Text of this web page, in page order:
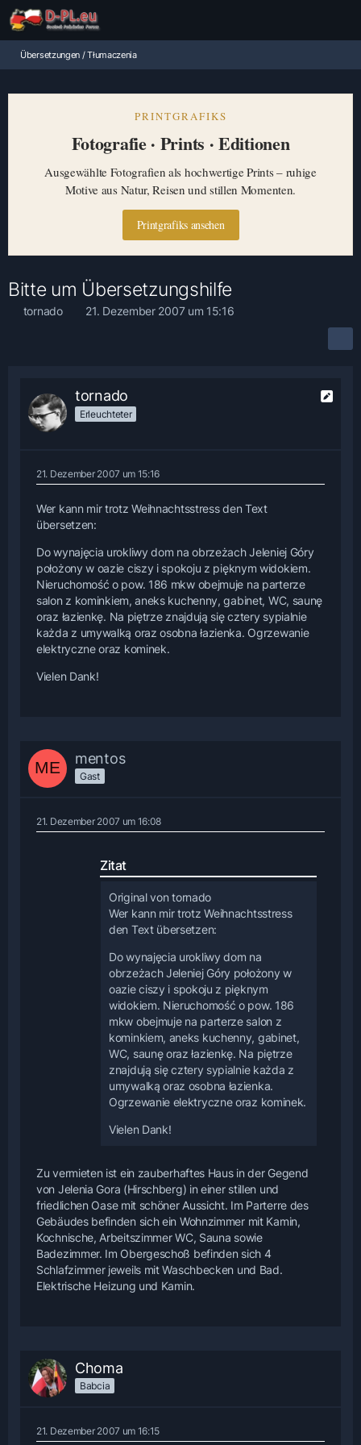
Übersetzungen / Tłumaczenia
PRINTGRAFIKS
Fotografie · Prints · Editionen
Ausgewählte Fotografien als hochwertige Prints – ruhige
Motive aus Natur, Reisen und stillen Momenten.
Printgrafiks ansehen
Bitte um Übersetzungshilfe
tornado 21. Dezember 2007 um 15:16
tornado
Erleuchteter
21. Dezember 2007 um 15:16
Wer kann mir trotz Weihnachtsstress den Text
übersetzen:
Do wynajęcia urokliwy dom na obrzeżach Jeleniej Góry
położony w oazie ciszy i spokoju z pięknym widokiem.
Nieruchomość o pow. 186 mkw obejmuje na parterze
salon z kominkiem, aneks kuchenny, gabinet, WC, saunę
oraz łazienkę. Na piętrze znajdują się cztery sypialnie
każda z umywalką oraz osobna łazienka. Ogrzewanie
elektryczne oraz kominek.
Vielen Dank!
mentos
Gast
21. Dezember 2007 um 16:08
Zitat
Original von tornado
Wer kann mir trotz Weihnachtsstress
den Text übersetzen:
Do wynajęcia urokliwy dom na
obrzeżach Jeleniej Góry położony w
oazie ciszy i spokoju z pięknym
widokiem. Nieruchomość o pow. 186
mkw obejmuje na parterze salon z
kominkiem, aneks kuchenny, gabinet,
WC, saunę oraz łazienkę. Na piętrze
znajdują się cztery sypialnie każda z
umywalką oraz osobna łazienka.
Ogrzewanie elektryczne oraz kominek.
Vielen Dank!
Zu vermieten ist ein zauberhaftes Haus in der Gegend
von Jelenia Gora (Hirschberg) in einer stillen und
friedlichen Oase mit schöner Aussicht. Im Parterre des
Gebäudes befinden sich ein Wohnzimmer mit Kamin,
Kochnische, Arbeitszimmer WC, Sauna sowie
Badezimmer. Im Obergeschoß befinden sich 4
Schlafzimmer jeweils mit Waschbecken und Bad.
Elektrische Heizung und Kamin.
Choma
Babcia
21. Dezember 2007 um 16:15